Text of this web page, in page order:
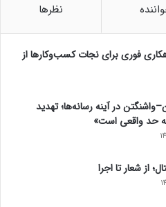
نظرها
فوری برای نجات کسب‌وکارها از
در آینه رسانه‌ها؛ تهدید
حد واقعی است»
از شعار تا اجرا